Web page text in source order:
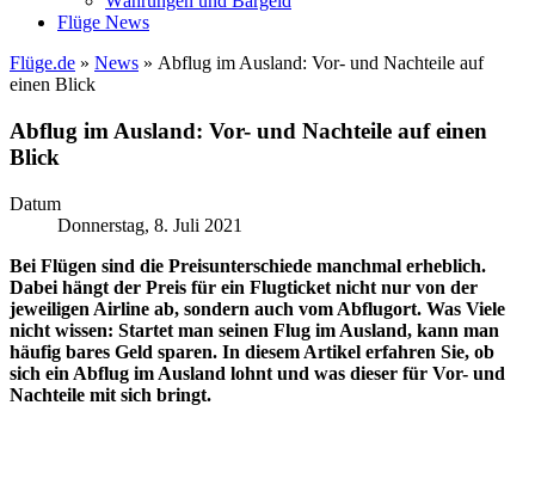
Flüge News
Flüge.de » News » Abflug im Ausland: Vor- und Nachteile auf
einen Blick
Abflug im Ausland: Vor- und Nachteile auf einen
Blick
Datum
Donnerstag, 8. Juli 2021
Bei Flügen sind die Preisunterschiede manchmal erheblich.
Dabei hängt der Preis für ein Flugticket nicht nur von der
jeweiligen Airline ab, sondern auch vom Abflugort. Was Viele
nicht wissen: Startet man seinen Flug im Ausland, kann man
häufig bares Geld sparen. In diesem Artikel erfahren Sie, ob
sich ein Abflug im Ausland lohnt und was dieser für Vor- und
Nachteile mit sich bringt.